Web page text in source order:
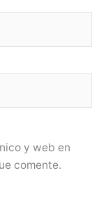
y web en
comente.